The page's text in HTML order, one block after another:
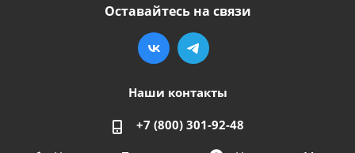
Оставайтесь на связи
Наши контакты
+7 (800) 301-92-48